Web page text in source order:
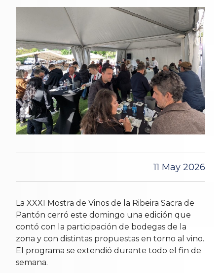
11 May 2026
La XXXI Mostra de Vinos de la Ribeira Sacra de
Pantón cerró este domingo una edición que
contó con la participación de bodegas de la
zona y con distintas propuestas en torno al vino.
El programa se extendió durante todo el fin de
semana.